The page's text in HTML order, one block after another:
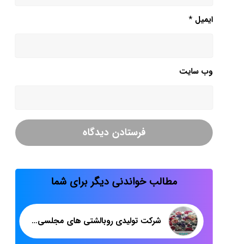
ایمیل *
وب‌ سایت
مطالب خواندنی دیگر برای شما
شرکت تولیدی روبالشتی های مجلسی مخمل پورشه